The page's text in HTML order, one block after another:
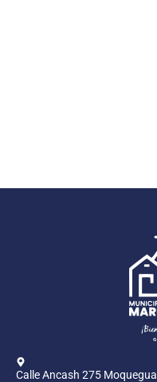
Calle Ancash 275 Moquegua